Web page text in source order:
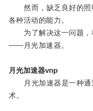
然而，缺乏良好的照
各种活动的能力。
为了解决这一问题，
——月光加速器。
月光加速器vnp
月光加速器是一种通
术。